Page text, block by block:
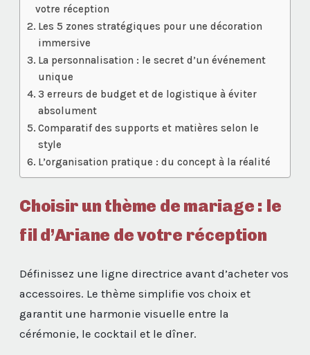
votre réception
Les 5 zones stratégiques pour une décoration
immersive
La personnalisation : le secret d’un événement
unique
3 erreurs de budget et de logistique à éviter
absolument
Comparatif des supports et matières selon le
style
L’organisation pratique : du concept à la réalité
Choisir un thème de mariage : le
fil d’Ariane de votre réception
Définissez une ligne directrice avant d’acheter vos
accessoires. Le thème simplifie vos choix et
garantit une harmonie visuelle entre la
cérémonie, le cocktail et le dîner.